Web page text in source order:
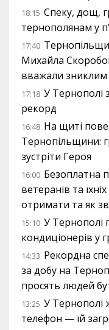
18:15 Спеку, дощ,
тернополянам у
17:40
Михайла
вважали зниклим
17:18 У Тернополі
рекорд
16:48 На щиті
Тернопільщини:
зустріти Героя
16:00 Безоплатна
ветеранів та
отримати та як
15:10 У Тернополі
кондиціонерів у
14:33 Рекордна
за добу на
просять людей
13:25 У Тернополі
телефон — їй